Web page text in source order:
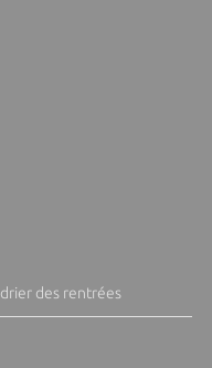
des rentrées